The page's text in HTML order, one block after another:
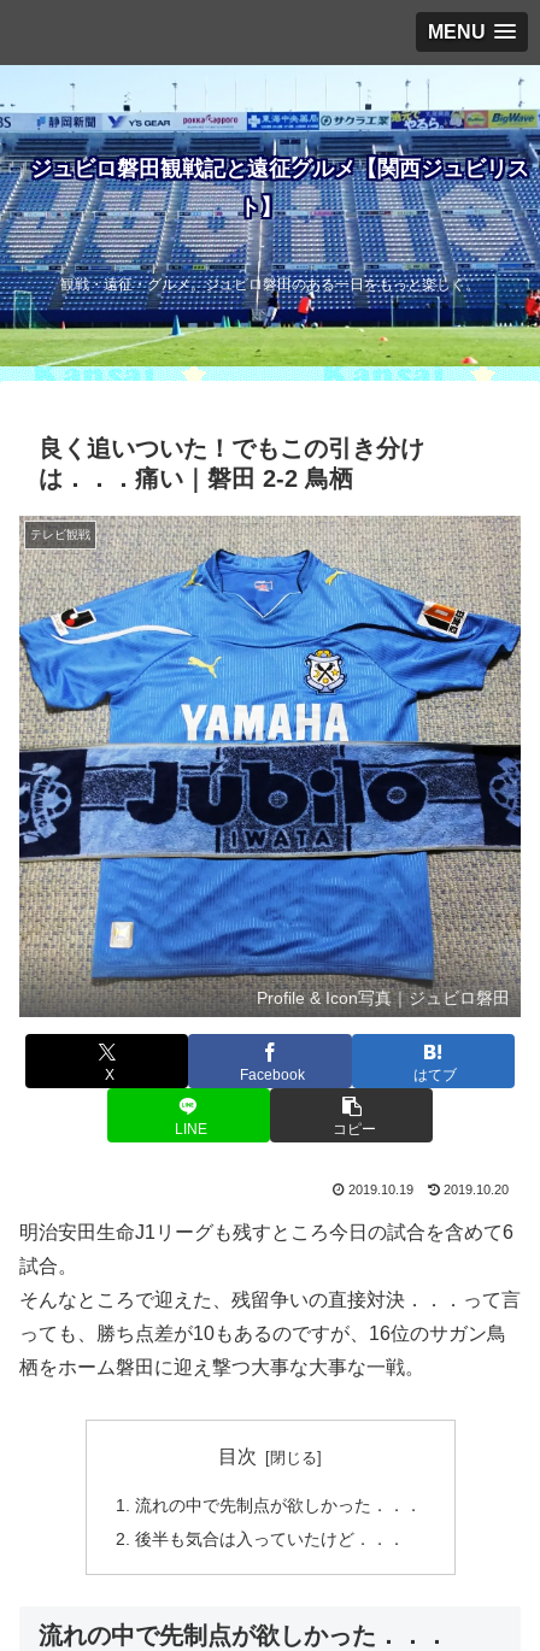
MENU
ジュビロ磐田観戦記と遠征グルメ【関西ジュビリス
ト】
観戦・遠征・グルメ。ジュビロ磐田のある一日をもっと楽しく。
良く追いついた！でもこの引き分け
は．．．痛い｜磐田 2-2 鳥栖
テレビ観戦
Profile & Icon写真｜ジュビロ磐田
X Facebook はてブ
LINE コピー
2019.10.19 2019.10.20
明治安田生命J1リーグも残すところ今日の試合を含めて6
試合。
そんなところで迎えた、残留争いの直接対決．．．って言
っても、勝ち点差が10もあるのですが、16位のサガン鳥
栖をホーム磐田に迎え撃つ大事な大事な一戦。
目次
流れの中で先制点が欲しかった．．．
後半も気合は入っていたけど．．．
流れの中で先制点が欲しかった．．．